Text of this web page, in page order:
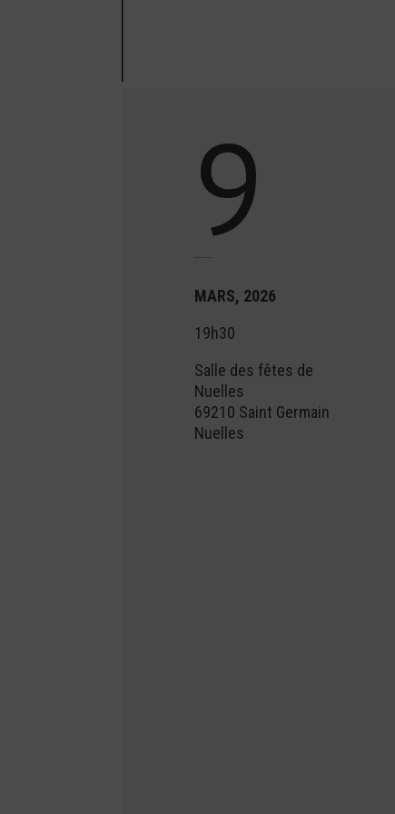
9
MARS, 2026
19h30
Salle des fêtes de
Nuelles
69210 Saint Germain
Nuelles